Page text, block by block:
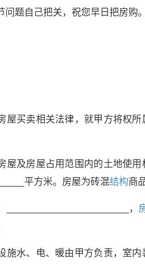
题自己把关，祝您早日把房购。
屋买卖相关法律，就甲方将权
屋及房屋占用范围内的土地使
平方米。房屋为砖混结构商
_______________________，
施水、电、暖由甲方负责，室